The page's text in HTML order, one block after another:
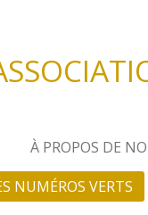
À PROPOS DE
NUMÉROS VERTS